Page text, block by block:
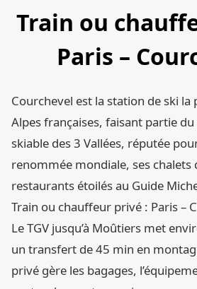
Train ou
Paris –
Courchevel est la station de ski la
Alpes françaises, faisant partie
skiable des 3 Vallées, réputée
renommée mondiale, ses chalets
restaurants étoilés au Guide
Train ou chauffeur privé : Paris –
Le TGV jusqu’à Moûtiers met
un transfert de 45 min en
privé gère les bagages,